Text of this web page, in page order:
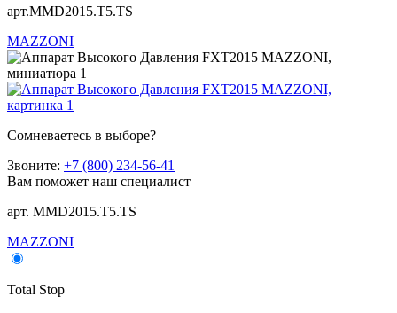
арт.MMD2015.T5.TS
MAZZONI
Сомневаетесь в выборе?
Звоните: +7 (800) 234-56-41
Вам поможет наш специалист
арт. MMD2015.T5.TS
MAZZONI
Total Stop